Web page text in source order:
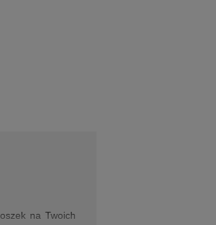
na Twoich